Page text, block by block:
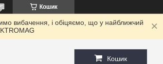
Кошик
вибачення, і обіцяємо, що у найближчий
Кошик